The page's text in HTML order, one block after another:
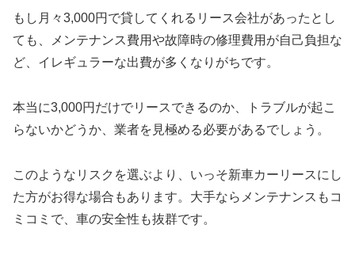
もし月々3,000円で貸してくれるリース会社があったとし
ても、メンテナンス費用や故障時の修理費用が自己負担な
ど、イレギュラーな出費が多くなりがちです。
本当に3,000円だけでリースできるのか、トラブルが起こ
らないかどうか、業者を見極める必要があるでしょう。
このようなリスクを選ぶより、いっそ新車カーリースにし
た方がお得な場合もあります。大手ならメンテナンスもコ
ミコミで、車の安全性も抜群です。